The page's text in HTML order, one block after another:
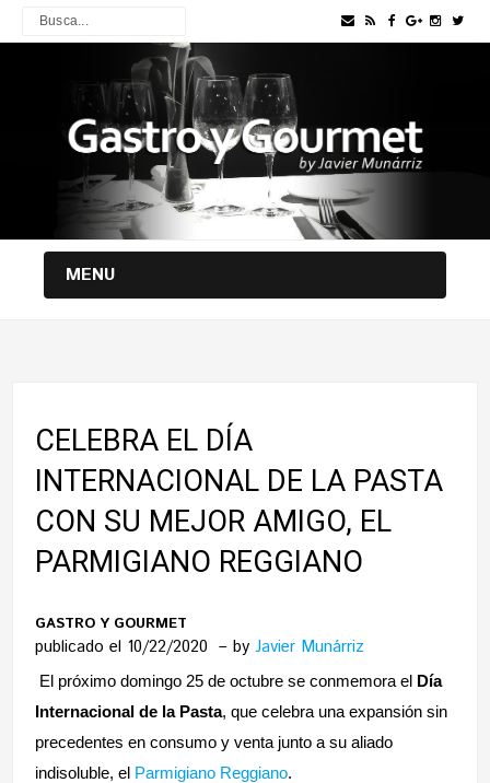
MENU
CELEBRA EL DÍA
INTERNACIONAL DE LA PASTA
CON SU MEJOR AMIGO, EL
PARMIGIANO REGGIANO
GASTRO Y GOURMET
publicado el 10/22/2020 byJavier Munárriz
El próximo domingo 25 de octubre se conmemora el Día
Internacional de la Pasta, que celebra una expansión sin
precedentes en consumo y venta junto a su aliado
indisoluble, el Parmigiano Reggiano.